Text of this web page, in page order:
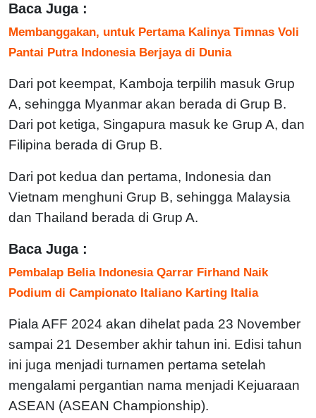
Baca Juga :
Membanggakan, untuk Pertama Kalinya Timnas Voli
Pantai Putra Indonesia Berjaya di Dunia
Dari pot keempat, Kamboja terpilih masuk Grup
A, sehingga Myanmar akan berada di Grup B.
Dari pot ketiga, Singapura masuk ke Grup A, dan
Filipina berada di Grup B.
Dari pot kedua dan pertama, Indonesia dan
Vietnam menghuni Grup B, sehingga Malaysia
dan Thailand berada di Grup A.
Baca Juga :
Pembalap Belia Indonesia Qarrar Firhand Naik
Podium di Campionato Italiano Karting Italia
Piala AFF 2024 akan dihelat pada 23 November
sampai 21 Desember akhir tahun ini. Edisi tahun
ini juga menjadi turnamen pertama setelah
mengalami pergantian nama menjadi Kejuaraan
ASEAN (ASEAN Championship).